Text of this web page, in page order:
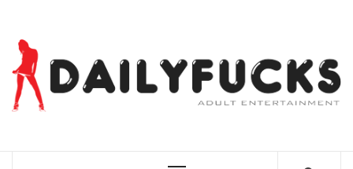
content